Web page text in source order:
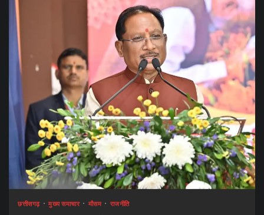
छत्तीसगढ़ मुख्य समाचार मौसम राजनीति